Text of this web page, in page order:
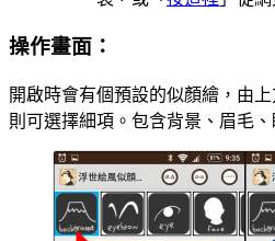
操作畫面：
開啟時會有個預設的似顏繪，由
則可選擇細項。包含背景、眉毛